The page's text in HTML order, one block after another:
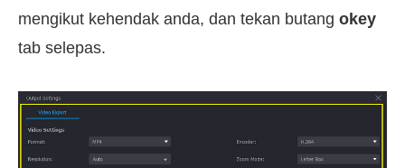
mengikut kehendak anda, dan tekan butang okey
tab selepas.